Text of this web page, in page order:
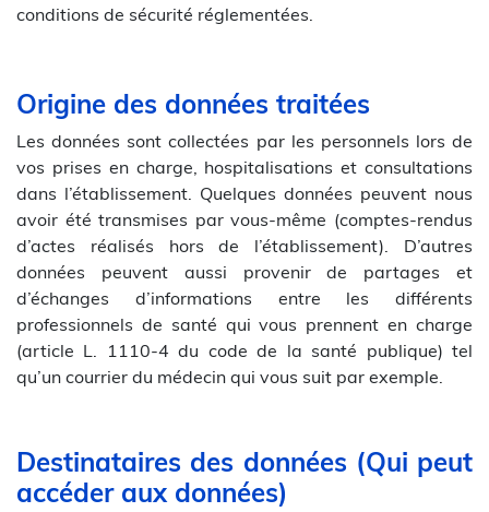
conditions de sécurité réglementées.
Origine des données traitées
Les données sont collectées par les personnels lors de
vos prises en charge, hospitalisations et consultations
dans l’établissement. Quelques données peuvent nous
avoir été transmises par vous-même (comptes-rendus
d’actes réalisés hors de l’établissement). D’autres
données peuvent aussi provenir de partages et
d’échanges d’informations entre les différents
professionnels de santé qui vous prennent en charge
(article L. 1110-4 du code de la santé publique) tel
qu’un courrier du médecin qui vous suit par exemple.
Destinataires des données (Qui peut
accéder aux données)